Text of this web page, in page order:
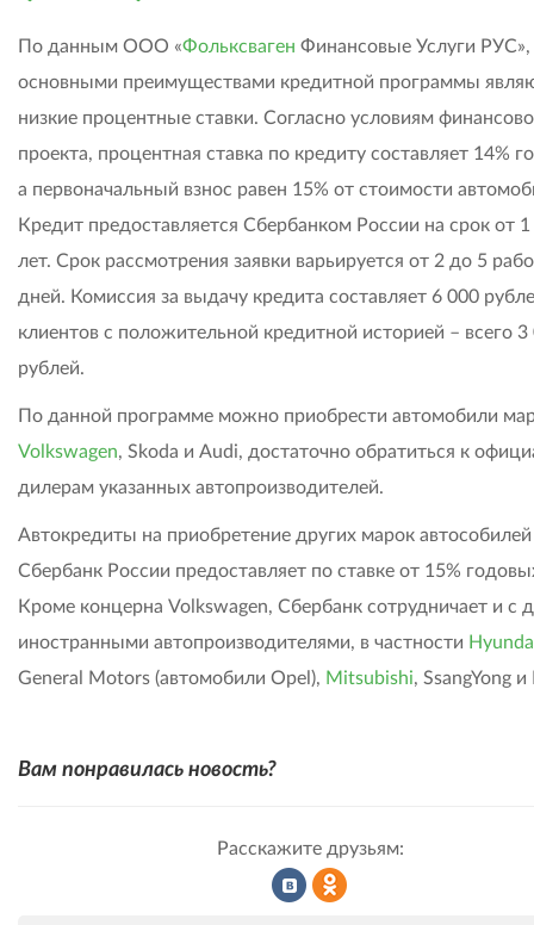
По данным ООО «Фольксваген Финансовые Услуги РУС»,
основными преимуществами кредитной программы
низкие процентные ставки. Согласно условиям
проекта, процентная ставка по кредиту составляет 14%
а первоначальный взнос равен 15% от стоимости
Кредит предоставляется Сбербанком России на срок от
лет. Срок рассмотрения заявки варьируется от 2 до 5
дней. Комиссия за выдачу кредита составляет 6 000
клиентов с положительной кредитной историей – всего 3
рублей.
По данной программе можно приобрести автомобили
Volkswagen, Skoda и Audi, достаточно обратиться к
дилерам указанных автопроизводителей.
Автокредиты на приобретение других марок автособилей
Сбербанк России предоставляет по ставке от 15%
Кроме концерна Volkswagen, Сбербанк сотрудничает и с
иностранными автопроизводителями, в частности
General Motors (автомобили Opel), Mitsubishi, SsangYong и
Вам понравилась новость?
Расскажите друзьям: